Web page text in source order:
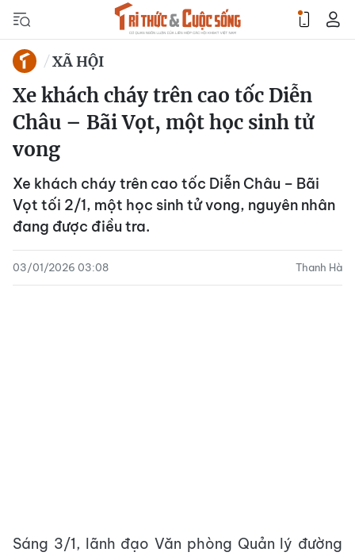
XÃ HỘI
Xe khách cháy trên cao tốc Diễn
Châu – Bãi Vọt, một học sinh tử
vong
Xe khách cháy trên cao tốc Diễn Châu – Bãi
Vọt tối 2/1, một học sinh tử vong, nguyên nhân
đang được điều tra.
03/01/2026 03:08 Thanh Hà
Sáng 3/1, lãnh đạo Văn phòng Quản lý đường